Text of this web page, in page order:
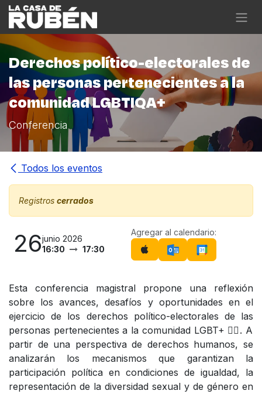
Ir al contenido
Derechos político-electorales de
las personas pertenecientes a la
comunidad LGBTIQA+
Conferencia
Todos los eventos
Registros cerrados
26junio 2026
16:30
17:30
Agregar al calendario:
Esta conferencia magistral propone una reflexión
sobre los avances, desafíos y oportunidades en el
ejercicio de los derechos político-electorales de las
personas pertenecientes a la comunidad LGBT+ 🏳️‍🌈. A
partir de una perspectiva de derechos humanos, se
analizarán los mecanismos que garantizan la
participación política en condiciones de igualdad, la
representación de la diversidad sexual y de género en